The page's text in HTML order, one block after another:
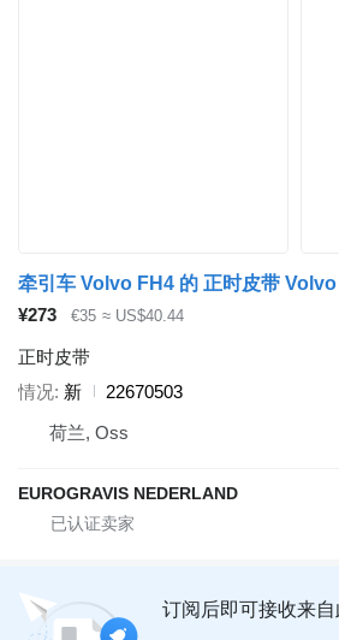
牵引车 Volvo FH4 的 正时皮带
¥273
€35 ≈ US$40.44
正时皮带
情况 新
22670503
荷兰, Oss
EUROGRAVIS NEDERLAND
订阅后即可接收来